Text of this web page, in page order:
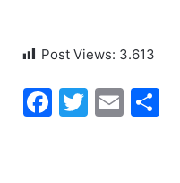
Post Views: 3.613
Facebook
Twitter
Email